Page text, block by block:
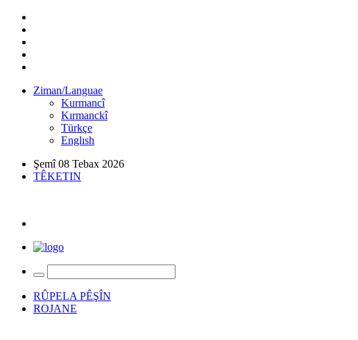
Ziman/Languae
Kurmancî
Kırmanckî
Türkçe
Englısh
Şemî 08 Tebax 2026
TÊKETIN
RÛPELA PÊŞÎN
ROJANE